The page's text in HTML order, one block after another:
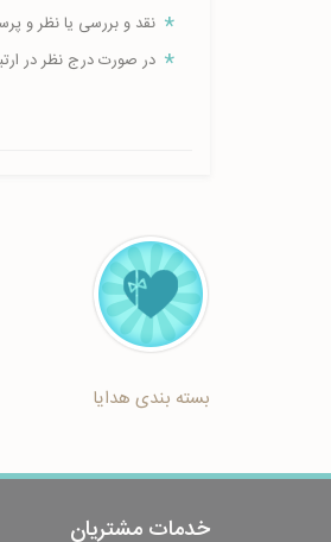
نقد و بررسی یا نظر و
در صورت درج نظر در
بسته بندی هدایا
خدمات مشتریان